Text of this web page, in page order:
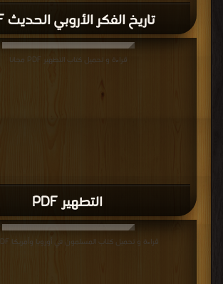
تاريخ الفكر الأروبي الحديث PDF
التطهير PDF
قراءة و تحميل كتاب التطهير PDF مجانا
قراءة و تحميل كتاب المسلمون في أوروبا وأمريكا PDF مجانا